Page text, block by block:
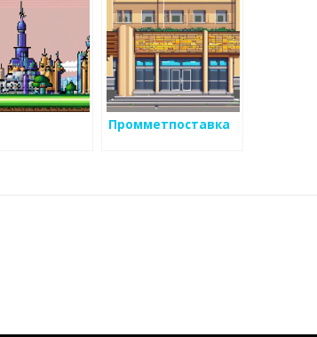
Промметпоставка